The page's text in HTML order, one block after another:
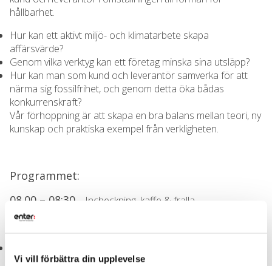
Vi vill förbättra din upplevelse
hållbarhet.
Hur kan ett aktivt miljö- och klimatarbete skapa
affärsvärde?
Genom vilka verktyg kan ett företag minska sina utsläpp?
Hur kan man som kund och leverantör samverka för att
närma sig fossilfrihet, och genom detta öka bådas
konkurrenskraft?
Vår förhoppning är att skapa en bra balans mellan teori, ny
kunskap och praktiska exempel från verkligheten.
Programmet:
08.00 – 08:30 – Incheckning, kaffe & fralla
08.30 – 10:00
Sustainability Manager